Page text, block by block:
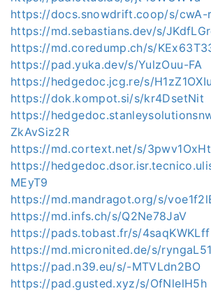
https://docs.snowdrift.coop/s/cwA-
https://md.sebastians.dev/s/
https://md.coredump.ch/s/
https://pad.yuka.dev/s/YulzOuu-FA
https://hedgedoc.jcg.re/s/
https://dok.kompot.si/s/kr4DsetNit
https://
ZkAvSiz2R
https://md.cortext.net/s/3pwv1OxHt
https://
MEyT9
https://md.mandragot.org/s/
https://md.infs.ch/s/Q2Ne78JaV
https://pads.tobast.fr/s/4saqKWKLff
https://md.micronited.de/s/
https://pad.n39.eu/s/-MTVLdn2BO
https://pad.gusted.xyz/s/OfNlelH5h